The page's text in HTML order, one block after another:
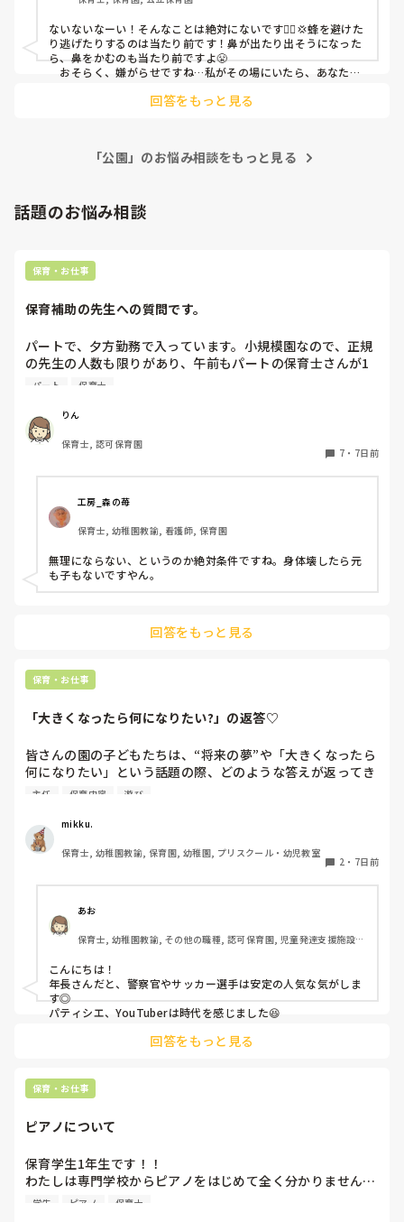
すが補助の先生が入りいつも通りでした。
保育士は鼻をかんではいけないのでしょうか？
ないないなーい！そんなことは絶対にないです🙅‍♀️💢蜂を避けた
り逃げたりするのは当たり前です！鼻が出たり出そうになった
ら、鼻をかむのも当たり前ですよ😤
おそらく、嫌がらせですね…私がその場にいたら、あなたを
回答をもっと見る
「公園」のお悩み相談をもっと見る
話題のお悩み相談
保育・お仕事
保育補助の先生への質問です。
パートで、夕方勤務で入っています。小規模園なので、正規
の先生の人数も限りがあり、午前もパートの保育士さんが1
人いたのですが、辞められて配置的にはギリギリで回されて
私自身、他にダブルワークもせず、午前、自分の家の用事だ
けで特に忙しくもないので、もともと、100名を超える保育
園でフリーをしていたこともあり、午前保育も業務的には大
せん。
上のような状況だと、皆さんなら、午前保育、手伝います
園長からは、この日、大丈夫とか聞かれたりします。が、辛
ければ大丈夫だからとも言われます。正規の先生の体力の方
も心配です。
パート 保育士
りん
保育士, 認可保育園
7 ・ 7日前
工房_森の苺
保育士, 幼稚園教諭, 看護師, 保育園
無理にならない、というのか絶対条件ですね。身体壊したら元
も子もないですやん。
回答をもっと見る
保育・お仕事
「大きくなったら何になりたい?」の返答♡
皆さんの園の子どもたちは、“将来の夢”や「大きくなったら
何になりたい」という話題の際、どのような答えが返ってき
ますか⁇
「ほいくえんのせんせい！」「ようちえんのせんせい！」と
言ってくれる女児もたくさんいてなんだか嬉しくなります♪
＾＾
主任 保育内容 遊び
mikku.
保育士, 幼稚園教諭, 保育園, 幼稚園, プリスクール・幼児教室
2 ・ 7日前
あお
保育士, 幼稚園教諭, その他の職種, 認可保育園, 児童発達支援施設,
こんにちは！
年長さんだと、警察官やサッカー選手は安定の人気な気がしま
す◎
パティシエ、YouTuberは時代を感じました😆
回答をもっと見る
保育・お仕事
ピアノについて
保育学生1年生です！！
わたしは専門学校からピアノをはじめて全く分かりません…
ピアノはとりあえず弾きまくれ！と言われましたがいまいち
学生 ピアノ 保育士